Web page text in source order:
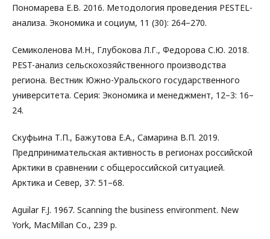
Пономарева Е.В. 2016. Методология проведения PESTEL-
анализа. Экономика и социум, 11 (30): 264–270.
Семиколенова М.Н., Глубокова Л.Г., Федорова С.Ю. 2018.
PEST-анализ сельскохозяйственного производства
региона. Вестник Южно-Уральского государственного
университета. Серия: Экономика и менеджмент, 12–3: 16–
24.
Скуфьина Т.П., Бажутова Е.А., Самарина В.П. 2019.
Предпринимательская активность в регионах российской
Арктики в сравнении с общероссийской ситуацией.
Арктика и Север, 37: 51–68.
Aguilar F.J. 1967. Scanning the business environment. New
York, MacMillan Co., 239 p.